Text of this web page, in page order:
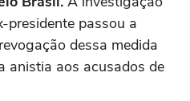
presidente passou a
dessa medida
anistia aos acusados de